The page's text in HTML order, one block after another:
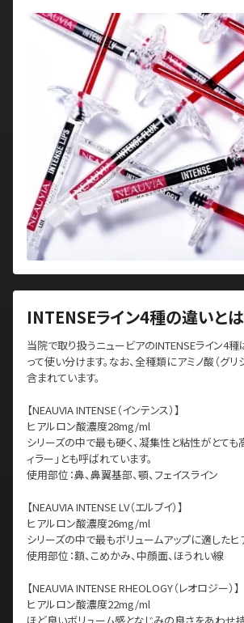
INTENSEライン4種の違いとは
当院で取り扱うニュービアのINTENSEライン4種
って使い分けます。なお、全種類にアミノ酸（グリ
含まれています。
【NEAUVIA INTENSE（インテンス）】
ヒアルロン酸濃度28mg/ml
シリーズの中で最も硬く、凝集性と粘性がとても
ィラー」とも呼ばれています。
使用部位：鼻、鼻翼基部、顎、フェイスライン
【NEAUVIA INTENSE LV（エルブイ）】
ヒアルロン酸濃度26mg/ml
シリーズの中で最もボリュームアップに適した
使用部位：額、こめかみ、中顔面、ほうれい線
【NEAUVIA INTENSE RHEOLOGY（レオロジー）】
ヒアルロン酸濃度22mg/ml
ほど良いボリューム感となじみの良さをあわせ